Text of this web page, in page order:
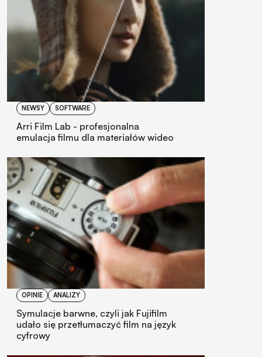
NEWSY SOFTWARE
Arri Film Lab - profesjonalna
emulacja filmu dla materiałów wideo
OPINIE ANALIZY
Symulacje barwne, czyli jak Fujifilm
udało się przetłumaczyć film na język
cyfrowy